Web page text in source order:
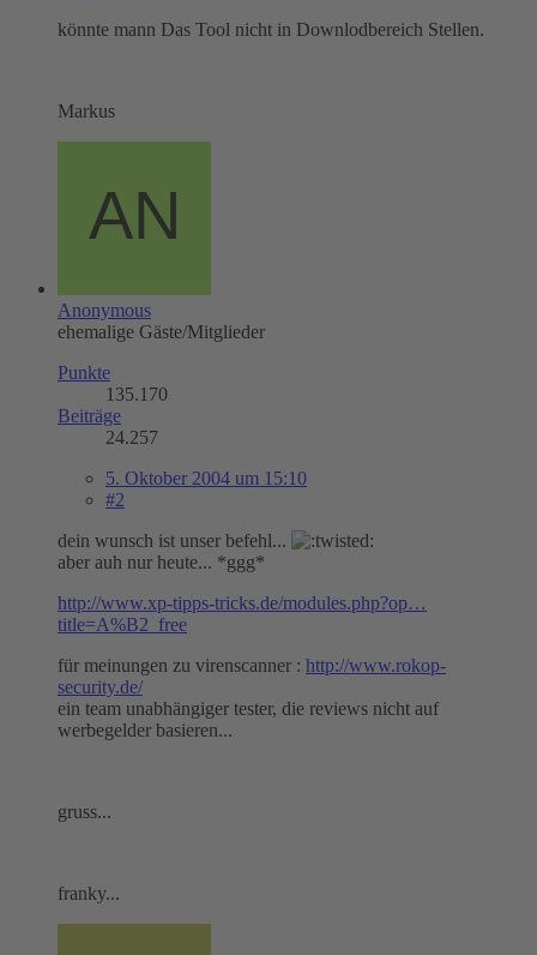
könnte mann Das Tool nicht in Downlodbereich Stellen.
Markus
Anonymous
ehemalige Gäste/Mitglieder
Punkte
135.170
Beiträge
24.257
5. Oktober 2004 um 15:10
#2
dein wunsch ist unser befehl...
aber auh nur heute... *ggg*
http://www.xp-tipps-tricks.de/modules.php?op…
title=A%B2_free
für meinungen zu virenscanner : http://www.rokop-
security.de/
ein team unabhängiger tester, die reviews nicht auf
werbegelder basieren...
gruss...
franky...